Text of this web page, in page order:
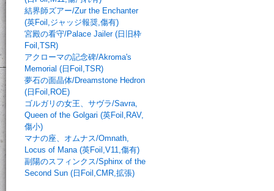
結界師ズアー/Zur the Enchanter
(英Foil,ジャッジ報奨,傷有)
宮殿の看守/Palace Jailer (日旧枠
Foil,TSR)
アクローマの記念碑/Akroma's
Memorial (日Foil,TSR)
夢石の面晶体/Dreamstone Hedron
(日Foil,ROE)
ゴルガリの女王、サヴラ/Savra,
Queen of the Golgari (英Foil,RAV,
傷小)
マナの座、オムナス/Omnath,
Locus of Mana (英Foil,V11,傷有)
副陽のスフィンクス/Sphinx of the
Second Sun (日Foil,CMR,拡張)